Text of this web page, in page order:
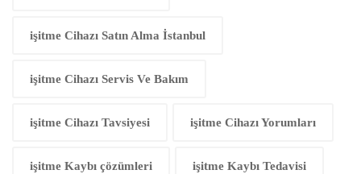
işitme Cihazı Satın Alma İstanbul
işitme Cihazı Servis Ve Bakım
işitme Cihazı Tavsiyesi işitme Cihazı Yorumları
işitme Kaybı çözümleri işitme Kaybı Tedavisi